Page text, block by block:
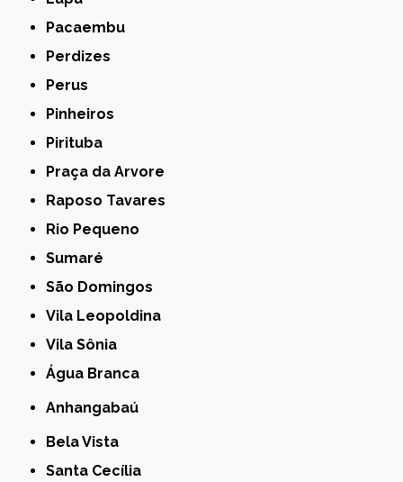
Pacaembu
Perdizes
Perus
Pinheiros
Pirituba
Praça da Arvore
Raposo Tavares
Rio Pequeno
Sumaré
São Domingos
Vila Leopoldina
Vila Sônia
Água Branca
Anhangabaú
Bela Vista
Santa Cecília